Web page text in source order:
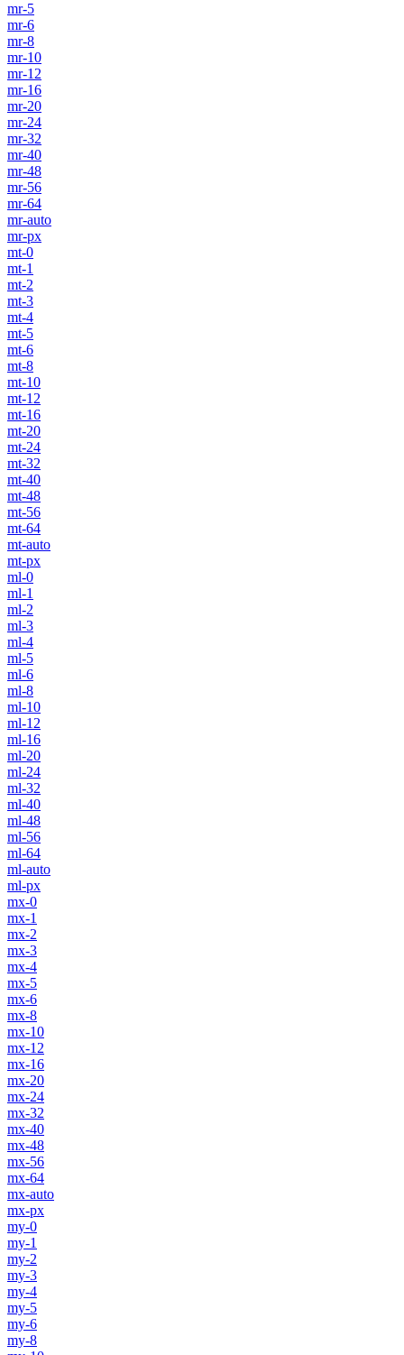
mr-5
mr-6
mr-8
mr-10
mr-12
mr-16
mr-20
mr-24
mr-32
mr-40
mr-48
mr-56
mr-64
mr-auto
mr-px
mt-0
mt-1
mt-2
mt-3
mt-4
mt-5
mt-6
mt-8
mt-10
mt-12
mt-16
mt-20
mt-24
mt-32
mt-40
mt-48
mt-56
mt-64
mt-auto
mt-px
ml-0
ml-1
ml-2
ml-3
ml-4
ml-5
ml-6
ml-8
ml-10
ml-12
ml-16
ml-20
ml-24
ml-32
ml-40
ml-48
ml-56
ml-64
ml-auto
ml-px
mx-0
mx-1
mx-2
mx-3
mx-4
mx-5
mx-6
mx-8
mx-10
mx-12
mx-16
mx-20
mx-24
mx-32
mx-40
mx-48
mx-56
mx-64
mx-auto
mx-px
my-0
my-1
my-2
my-3
my-4
my-5
my-6
my-8